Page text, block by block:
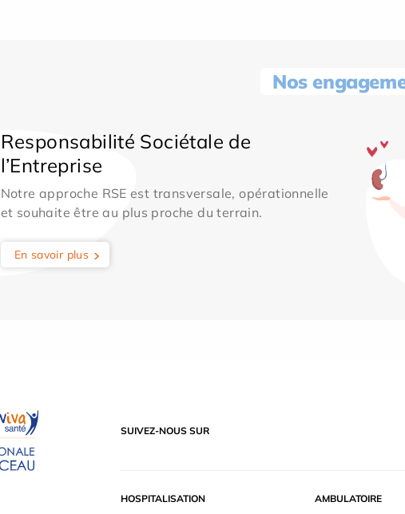
Nos
Responsabilité Sociétale de
l’Entreprise
Notre approche RSE est transversale, opérationnelle
et souhaite être au plus proche du terrain.
En savoir plus
SUIVEZ-NOUS SUR
HOSPITALISATION AMBULATOIRE